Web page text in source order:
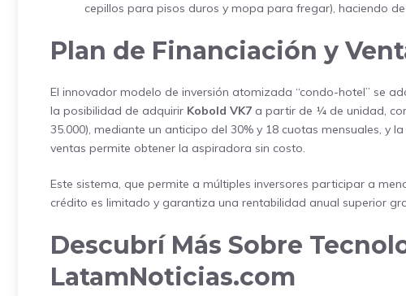
cepillos para pisos duros y mopa para fregar), haciendo
Plan de Financiación y
El innovador modelo de inversión atomizada “condo-hotel” se
la posibilidad de adquirir Kobold VK7 a partir de ¼ de unidad,
35.000), mediante un anticipo del 30% y 18 cuotas mensuales, y
ventas permite obtener la aspiradora sin costo.
Este sistema, que permite a múltiples inversores participar a
crédito es limitado y garantiza una rentabilidad anual superior
Descubrí Más Sobre
LatamNoticias.com